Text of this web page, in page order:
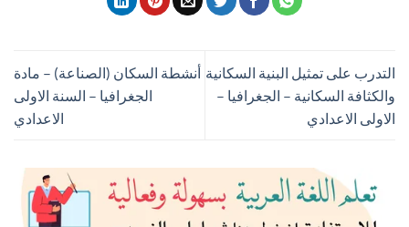
التدرب على تمثيل البنية السكانية
والكثافة السكانية – الجغرافيا –
الاولى الاعدادي
أنشطة السكان (الصناعة) – مادة
الجغرافيا – السنة الاولى
الاعدادي